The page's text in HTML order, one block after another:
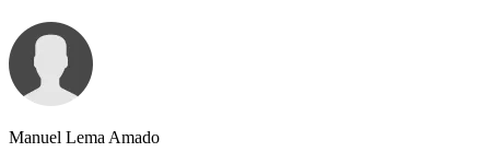
Manuel Lema Amado